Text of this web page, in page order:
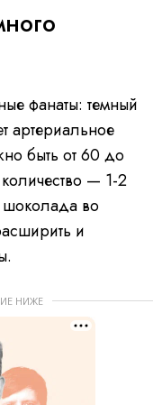
фанаты: темный
артериальное
быть от 60 до
— 1-2
шоколада во
и
НИЖЕ